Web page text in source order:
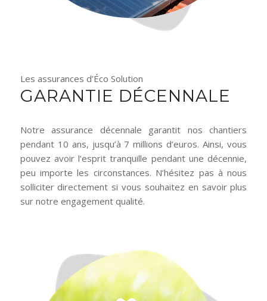
Les assurances d’Éco Solution
GARANTIE DÉCENNALE
Notre assurance décennale garantit nos chantiers
pendant 10 ans, jusqu’à 7 millions d’euros. Ainsi, vous
pouvez avoir l’esprit tranquille pendant une décennie,
peu importe les circonstances. N’hésitez pas à nous
solliciter directement si vous souhaitez en savoir plus
sur notre engagement qualité.